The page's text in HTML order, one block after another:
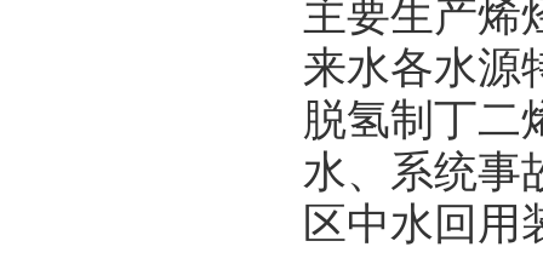
主要生产烯
来水各水源
脱氢制丁二
水、系统事
区中水回用